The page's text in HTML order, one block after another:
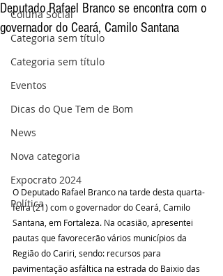
Coluna Social
Categoria sem título
Categoria sem título
Eventos
Dicas do Que Tem de Bom
News
Nova categoria
Expocrato 2024
Política
Deputado Rafael Branco se encontra com o
governador do Ceará, Camilo Santana
O Deputado Rafael Branco na tarde desta quarta-
feira (21) com o governador do Ceará, Camilo
Santana, em Fortaleza. Na ocasião, apresentei
pautas que favorecerão vários municípios da
Região do Cariri, sendo: recursos para
pavimentação asfáltica na estrada do Baixio das